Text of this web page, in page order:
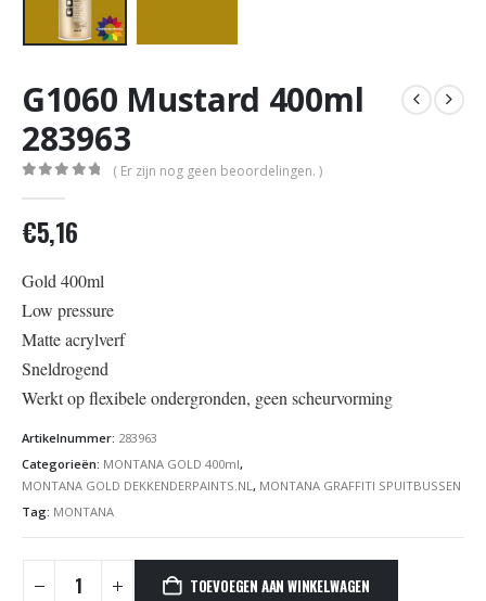
G1060 Mustard 400ml
283963
( Er zijn nog geen beoordelingen. )
€5,16
Gold 400ml
Low pressure
Matte acrylverf
Sneldrogend
Werkt op flexibele ondergronden, geen scheurvorming
Artikelnummer: 283963
Categorieën: MONTANA GOLD 400ml,
MONTANA GOLD DEKKENDERPAINTS.NL , MONTANA GRAFFITI SPUITBUSSEN
Tag: MONTANA
TOEVOEGEN AAN WINKELWAGEN